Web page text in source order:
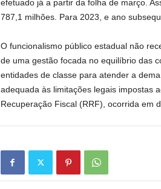
efetuado já a partir da folha de março.
787,1 milhões. Para 2023, e ano
O funcionalismo público estadual não
de uma gestão focada no equilíbrio das
entidades de classe para atender a
adequada às limitações legais impostas
Recuperação Fiscal (RRF), ocorrida em